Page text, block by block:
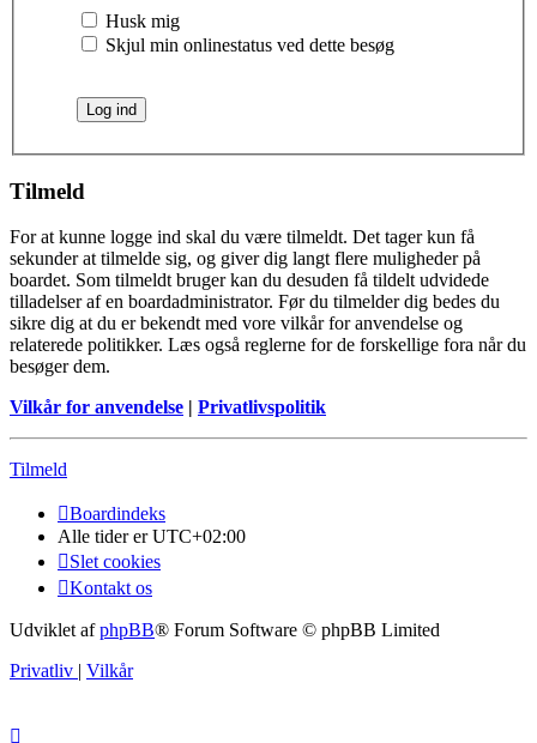
Husk mig
Skjul min onlinestatus ved dette besøg
Tilmeld
For at kunne logge ind skal du være tilmeldt. Det tager kun få
sekunder at tilmelde sig, og giver dig langt flere muligheder på
boardet. Som tilmeldt bruger kan du desuden få tildelt udvidede
tilladelser af en boardadministrator. Før du tilmelder dig bedes du
sikre dig at du er bekendt med vore vilkår for anvendelse og
relaterede politikker. Læs også reglerne for de forskellige fora når du
besøger dem.
Vilkår for anvendelse | Privatlivspolitik
Tilmeld
Boardindeks
Alle tider erUTC+02:00
Slet cookies
Kontakt os
Udviklet afphpBB® Forum Software © phpBB Limited
Privatliv | Vilkår